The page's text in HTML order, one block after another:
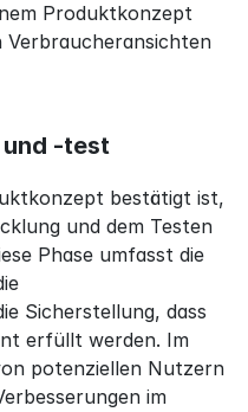
Produktkonzept
-test
bestätigt ist,
und dem Testen
Phase umfasst die
Sicherstellung, dass
erfüllt werden. Im
potenziellen Nutzern
im